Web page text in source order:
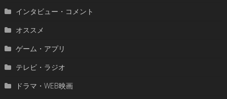
インタビュー・コメント
オススメ
ゲーム・アプリ
テレビ・ラジオ
ドラマ・WEB映画